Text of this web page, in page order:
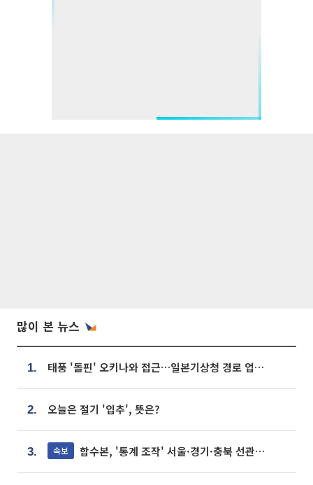
많이 본 뉴스
1. 태풍 '돌핀' 오키나와 접근…일본기상청 경로 업데이트
2. 오늘은 절기 '입추', 뜻은?
3. 속보 합수본, '통계 조작' 서울·경기·충북 선관위 등 추가 압수수색